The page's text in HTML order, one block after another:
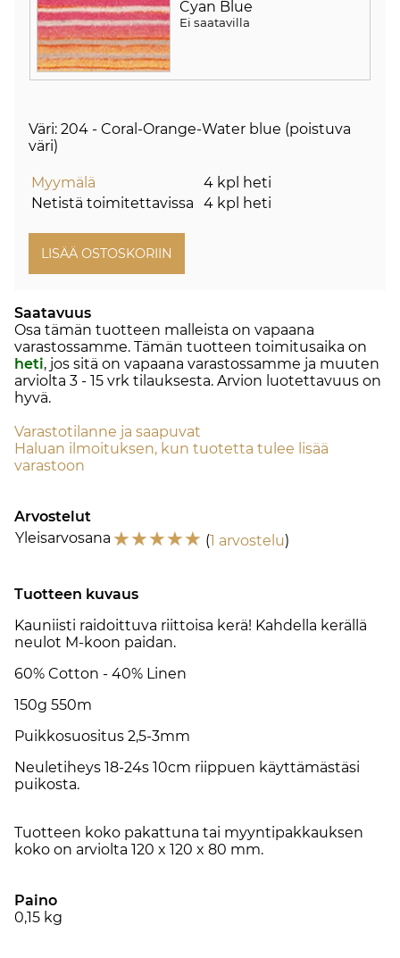
Cyan Blue
Ei saatavilla
Väri: 204 - Coral-Orange-Water blue (poistuva
väri)
Myymälä
4 kpl heti
Netistä toimitettavissa
4 kpl heti
Saatavuus
Osa tämän tuotteen malleista on vapaana
varastossamme. Tämän tuotteen toimitusaika on
heti, jos sitä on vapaana varastossamme ja muuten
arviolta 3 - 15 vrk tilauksesta. Arvion luotettavuus on
hyvä.
Varastotilanne ja saapuvat
Haluan ilmoituksen, kun tuotetta tulee lisää
varastoon
Arvostelut
Yleisarvosana ☆☆☆☆☆ (1 arvostelu)
Tuotteen kuvaus
Kauniisti raidoittuva riittoisa kerä! Kahdella kerällä
neulot M-koon paidan.
60% Cotton - 40% Linen
150g 550m
Puikkosuositus 2,5-3mm
Neuletiheys 18-24s 10cm riippuen käyttämästäsi
puikosta.
Tuotteen koko pakattuna tai myyntipakkauksen
koko on arviolta 120 x 120 x 80 mm.
Paino
0,15 kg